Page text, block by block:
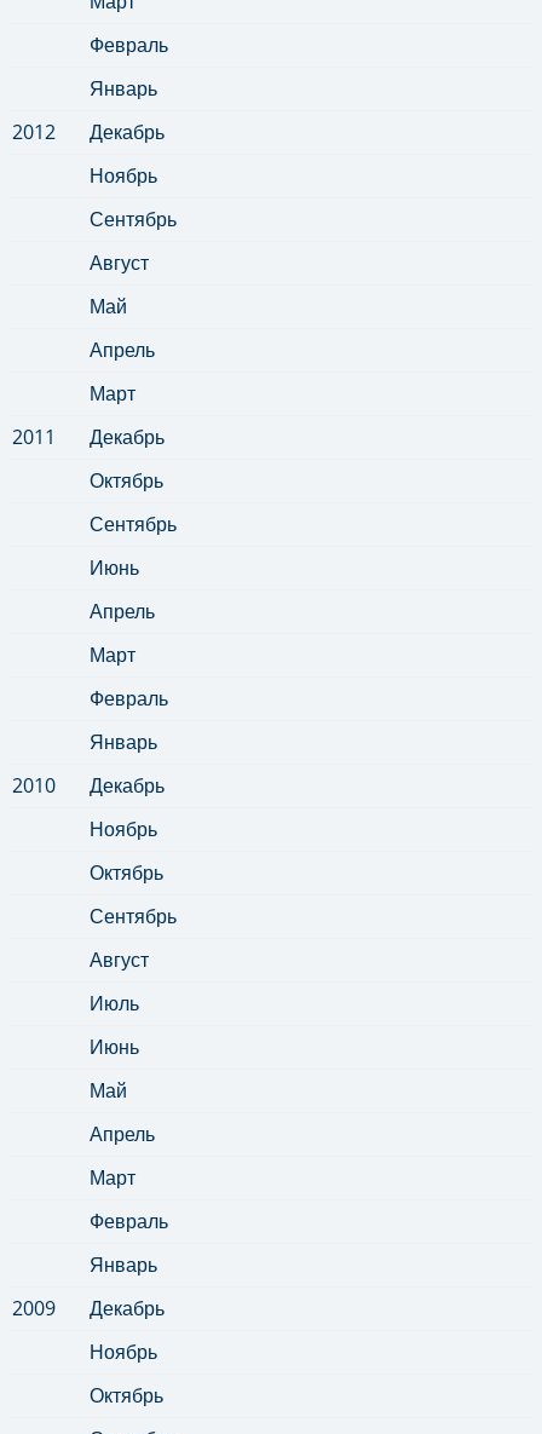
Февраль
Январь
2012
Декабрь
Ноябрь
Сентябрь
Август
Май
Апрель
Март
2011
Декабрь
Октябрь
Сентябрь
Июнь
Апрель
Март
Февраль
Январь
2010
Декабрь
Ноябрь
Октябрь
Сентябрь
Август
Июль
Июнь
Май
Апрель
Март
Февраль
Январь
2009
Декабрь
Ноябрь
Октябрь